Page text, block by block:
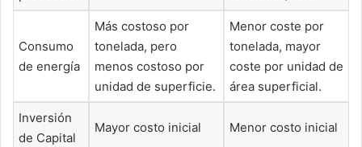
Consumo
de energía
Más costoso por
tonelada, pero
menos costoso por
unidad de superficie.
Menor coste por
tonelada, mayor
coste por unidad de
área superficial.
Inversión
de Capital
Mayor costo inicial Menor costo inicial